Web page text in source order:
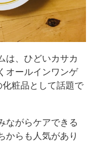
は、ひどいカサカ
オールインワンゲ
粧品として話題で
ながらケアできる
からも人気があり